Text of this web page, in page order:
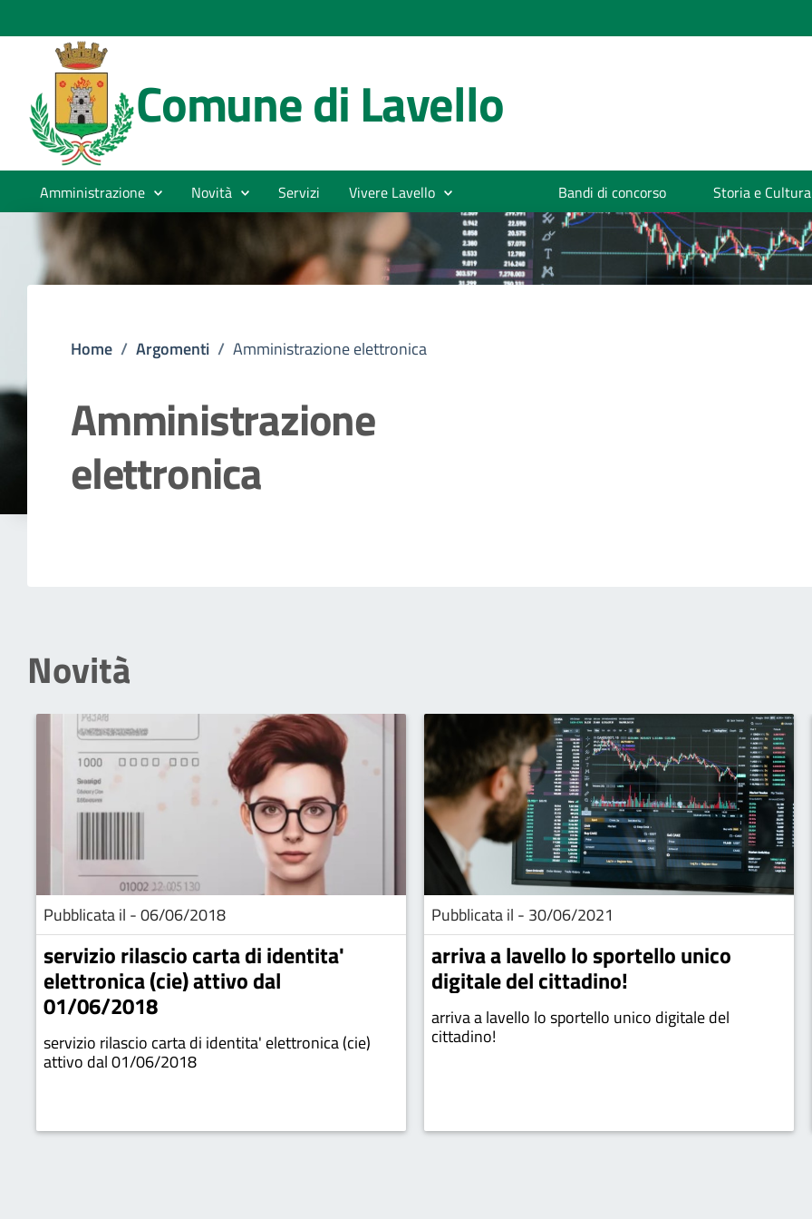
Comune di Lavello
Amministrazione Novità Servizi Vivere Lavello Bandi di concorso Storia e Cultura
Home / Argomenti / Amministrazione elettronica
Amministrazione
elettronica
Novità
Pubblicata il - 06/06/2018
servizio rilascio carta di identita'
elettronica (cie) attivo dal
01/06/2018
servizio rilascio carta di identita' elettronica (cie)
attivo dal 01/06/2018
Pubblicata il - 30/06/2021
arriva a lavello lo sportello unico
digitale del cittadino!
arriva a lavello lo sportello unico digitale del
cittadino!